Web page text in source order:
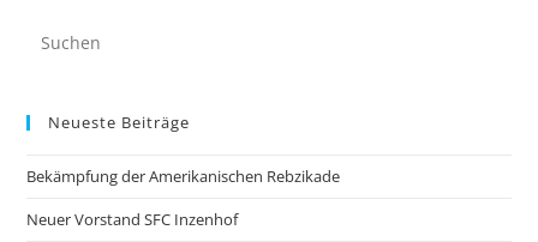
Neueste Beiträge
Bekämpfung der Amerikanischen Rebzikade
Neuer Vorstand SFC Inzenhof